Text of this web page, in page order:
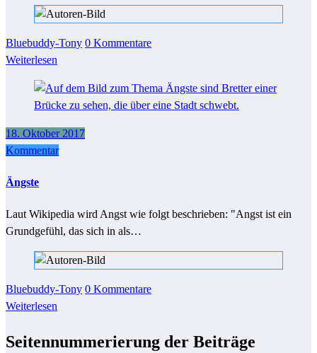
Bluebuddy-Tony 0 Kommentare
Weiterlesen
18. Oktober 2017
Kommentar
Ängste
Laut Wikipedia wird Angst wie folgt beschrieben: "Angst ist ein
Grundgefühl, das sich in als…
Bluebuddy-Tony 0 Kommentare
Weiterlesen
Seitennummerierung der Beiträge